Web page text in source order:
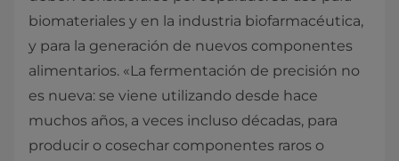
biomateriales y en la industria biofarmacéutica,
y para la generación de nuevos componentes
alimentarios. «La fermentación de precisión no
es nueva: se viene utilizando desde hace
muchos años, a veces incluso décadas, para
producir o cosechar componentes raros o